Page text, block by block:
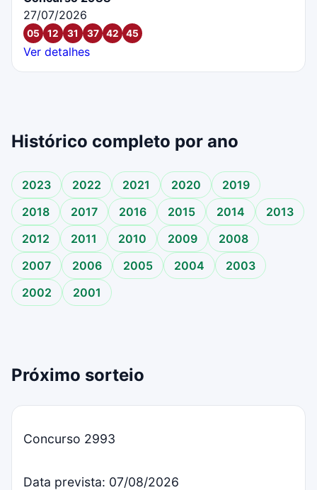
27/07/2026
05 12 31 37 42 45
Ver detalhes
Histórico completo por ano
2023 2022 2021 2020
2019
2018
2017 2016 2015 2014
2013
2012
2011 2010 2009
2008
2007
2006 2005 2004
2003
2002
2001
Próximo sorteio
Concurso 2993
Data prevista: 07/08/2026